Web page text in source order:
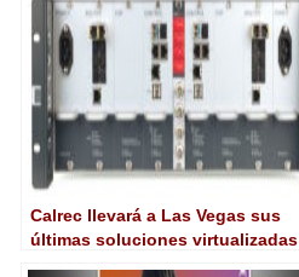
Calrec llevará a Las Vegas sus
últimas soluciones virtualizadas